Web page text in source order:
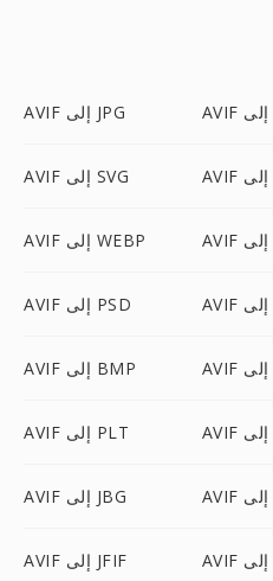
AVIF إلى JPG
AVIF إلى SVG
AVIF إلى WEBP
AVIF إلى PSD
AVIF إلى BMP
AVIF إلى PLT
AVIF إلى JBG
AVIF إلى JFIF